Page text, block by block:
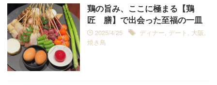
鶏の旨み、ここに極まる【鶏
匠 膳】で出会った至福の一皿
2025/4/25
ディナー デート 大阪
焼き鳥